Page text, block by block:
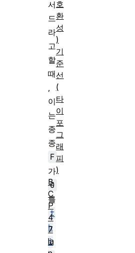
서
드
라
고
할
때
,
이
는
종
종
F
가
O
를
t
h
i
호
환
성
)
기
준
선
(
타
이
포
그
래
피
)
B
C
P
4
7
la